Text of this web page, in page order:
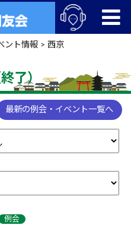
ント情報> 西京
了）
最新の例会・イベント一覧へ
例会